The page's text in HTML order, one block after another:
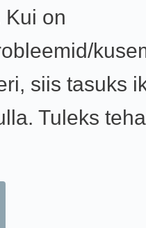
Kui on
siis tasuks
Tuleks